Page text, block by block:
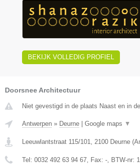
BEKIJK VOLLEDIG PROFIEL
Doorsnee Architectuur
Niet gevestigd in de plaats Naast en in
Antwerpen » Deurne Google maps ▼
Leeuwlantstraat 115/101 2100 Deurne (
Tel: 0032 492 63 94 67 , Fax: - , BTW-nr: